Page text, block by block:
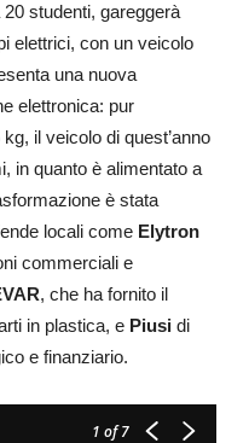
studenti, gareggerà
elettrici, con un veicolo
una nuova
elettronica: pur
il veicolo di quest’anno
in quanto è alimentato a
è stata
locali come Elytron
commerciali e
, che ha fornito il
in plastica, e Piusi di
e finanziario.
1 of 7